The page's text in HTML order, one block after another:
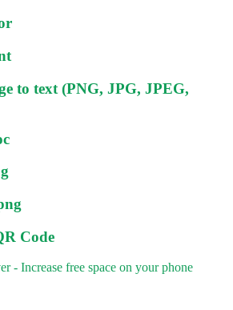
to text (PNG, JPG, JPEG,
Code
- Increase free space on your phone